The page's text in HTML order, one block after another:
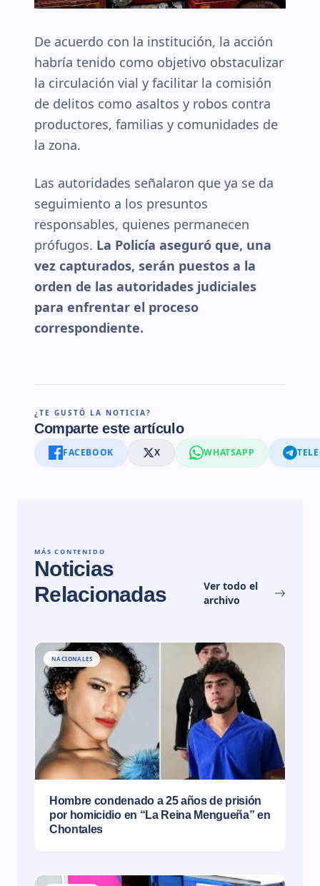
De acuerdo con la institución, la acción
habría tenido como objetivo obstaculizar
la circulación vial y facilitar la comisión
de delitos como asaltos y robos contra
productores, familias y comunidades de
la zona.
Las autoridades señalaron que ya se da
seguimiento a los presuntos
responsables, quienes permanecen
prófugos. La Policía aseguró que, una
vez capturados, serán puestos a la
orden de las autoridades judiciales
para enfrentar el proceso
correspondiente.
¿TE GUSTÓ LA NOTICIA?
Comparte este artículo
FACEBOOK X WHATSAPP
MÁS CONTENIDO
Noticias
Relacionadas
Ver todo el
archivo
NACIONALES
Hombre condenado a 25 años de prisión
por homicidio en “La Reina Mengueña” en
Chontales